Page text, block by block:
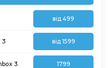
від 499
3 від 1599
3 1799